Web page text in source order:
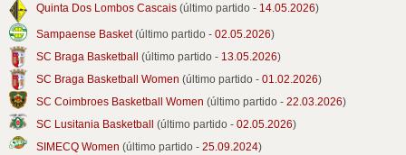
Quinta Dos Lombos Cascais(último partido - 14.05.2026)
Sampaense Basket(último partido - 02.05.2026)
SC Braga Basketball
(último partido - 13.05.2026)
SC Braga Basketball Women (último partido - 01.02.2026)
SC Coimbroes Basketball Women (último partido - 22.03.2026)
SC Lusitania Basketball
(último partido - 02.05.2026)
SIMECQ Women (último partido - 25.09.2024)